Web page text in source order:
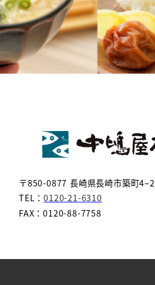
〒850-0877 長崎県長崎市築町4−2
TEL：0120-21-6310
FAX：0120-88-7758